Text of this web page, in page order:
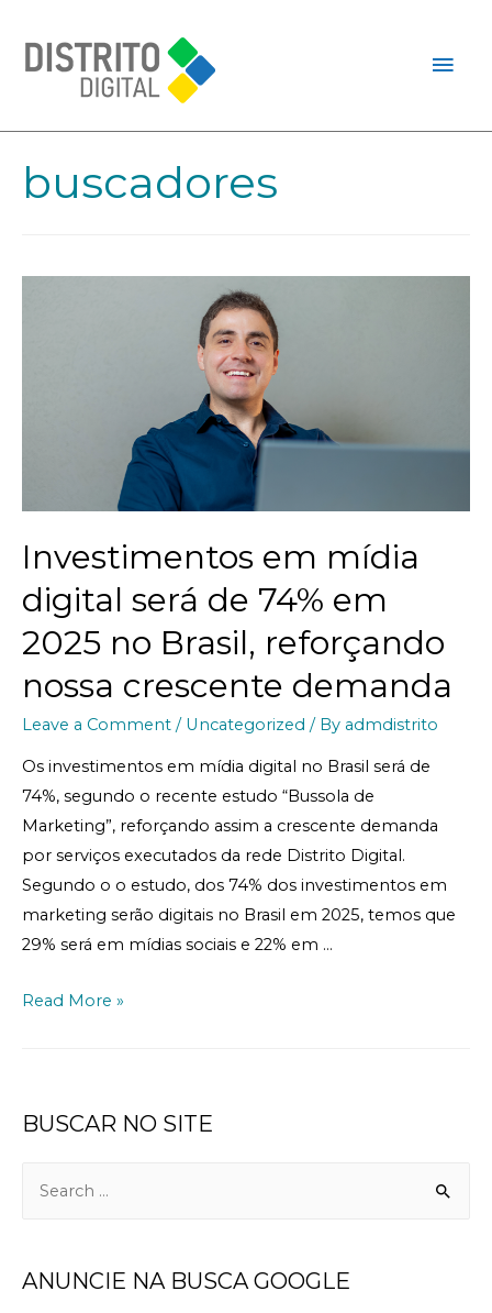
buscadores
Investimentos em mídia
digital será de 74% em
2025 no Brasil, reforçando
nossa crescente demanda
Leave a Comment / Uncategorized / By admdistrito
Os investimentos em mídia digital no Brasil será de
74%, segundo o recente estudo “Bussola de
Marketing”, reforçando assim a crescente demanda
por serviços executados da rede Distrito Digital.
Segundo o o estudo, dos 74% dos investimentos em
marketing serão digitais no Brasil em 2025, temos que
29% será em mídias sociais e 22% em …
Read More »
BUSCAR NO SITE
ANUNCIE NA BUSCA GOOGLE